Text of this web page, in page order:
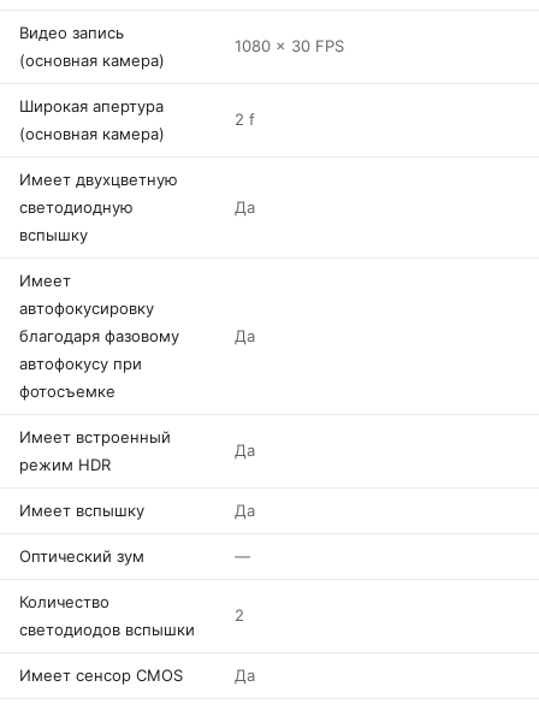
Видео запись
(основная камера)
1080 x 30 FPS
Широкая апертура
(основная камера)
2 f
Имеет двухцветную
светодиодную
вспышку
Да
Имеет
автофокусировку
благодаря фазовому
автофокусу при
фотосъемке
Да
Имеет встроенный
режим HDR
Да
Имеет вспышку Да
Оптический зум —
Количество
светодиодов вспышки
2
Имеет сенсор CMOS Да